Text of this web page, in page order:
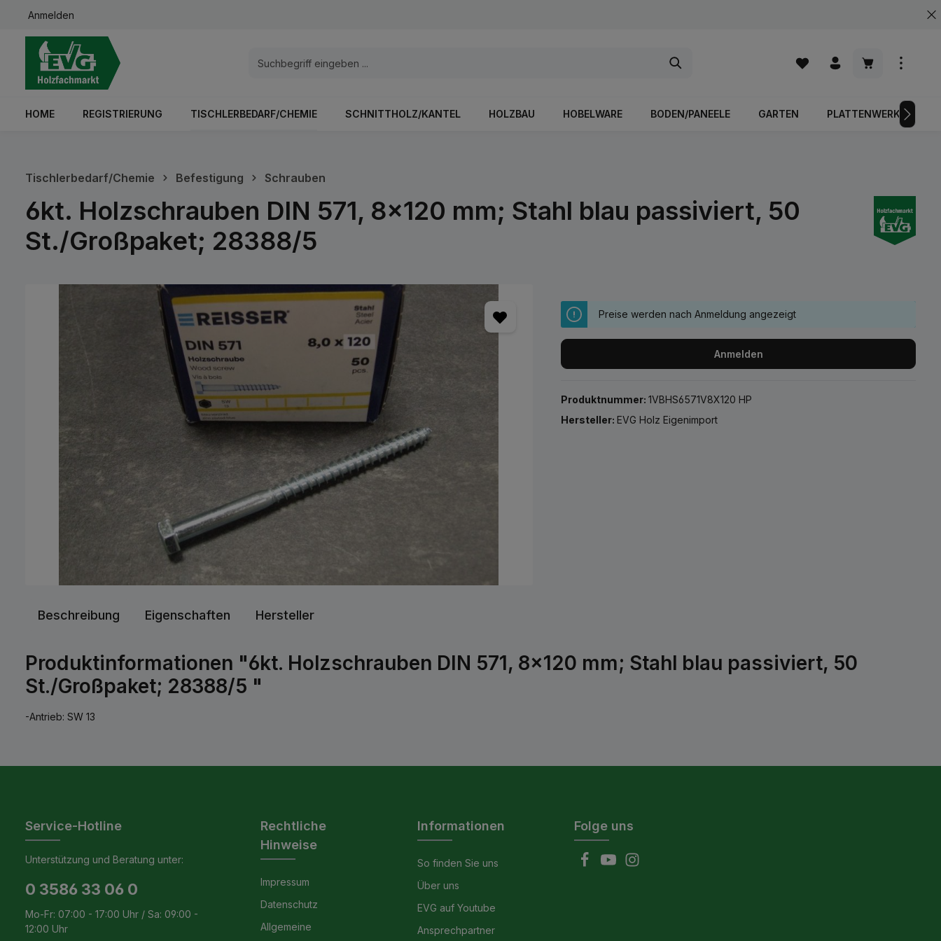
Zur Hauptnavigation springen
Anmelden
Warenkorb
HOME REGISTRIERUNG TISCHLERBEDARF/CHEMIE SCHNITTHOLZ/KANTEL HOLZBAU HOBELWARE BODEN/PANEELE GARTEN PLATTENWERKSTOFFE
Tischlerbedarf/Chemie Befestigung Schrauben
6kt. Holzschrauben DIN 571, 8x120 mm; Stahl blau passiviert, 50
St./Großpaket; 28388/5
Preise werden nach Anmeldung angezeigt
Anmelden
Produktnummer:1VBHS6571V8X120 HP
Hersteller:EVG Holz Eigenimport
Beschreibung Eigenschaften Hersteller
Produktinformationen "6kt. Holzschrauben DIN 571, 8x120 mm; Stahl blau passiviert, 50
St./Großpaket; 28388/5 "
-Antrieb: SW 13
Service-Hotline
Unterstützung und Beratung unter:
0 3586 33 06 0
Mo-Fr: 07:00 - 17:00 Uhr / Sa: 09:00 -
12:00 Uhr
Rechtliche
Hinweise
Impressum
Datenschutz
Allgemeine
Informationen
So finden Sie uns
Über uns
EVG auf Youtube
Ansprechpartner
Folge uns